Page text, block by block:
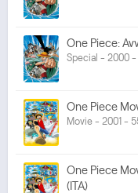
One Piece:
Special - 2000
One Piece
Movie - 2001 -
One Piece
(ITA)